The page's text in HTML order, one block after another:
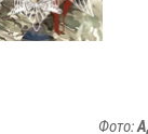
Фото: